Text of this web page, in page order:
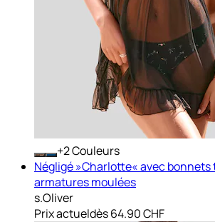
+ Couleurs
Négligé »Charlotte« avec
armatures moulées
s.Oliver
Prix actueldès64.90 CHF